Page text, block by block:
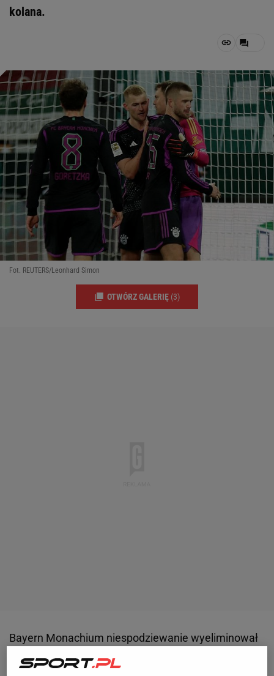
kolana.
Fot. REUTERS/Leonhard Simon
OTWÓRZ GALERIĘ (3)
Bayern Monachium niespodziewanie wyeliminował
w poprzednim etapie Arsenal. Decydujące trafienie